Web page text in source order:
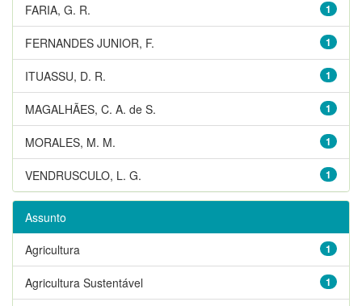
1
FARIA, G. R.
1
FERNANDES JUNIOR, F.
1
ITUASSU, D. R.
1
MAGALHÃES, C. A. de S.
1
MORALES, M. M.
1
VENDRUSCULO, L. G.
Assunto
1
Agricultura
1
Agricultura Sustentável